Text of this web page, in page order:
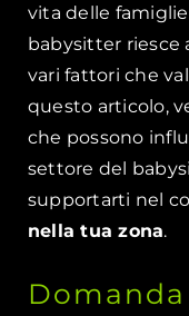
vita delle
babysitter riesce
vari fattori che
questo articolo,
che possono
settore del
supportarti nel
nella tua zona.